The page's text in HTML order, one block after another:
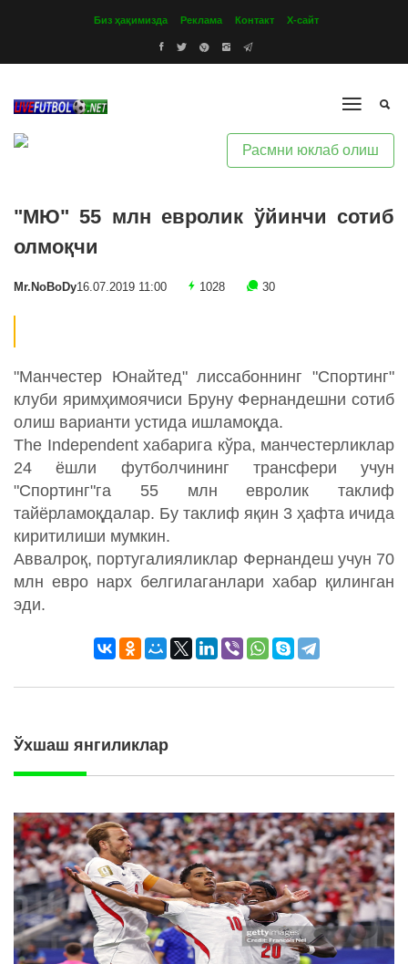
Биз ҳақимизда Реклама Контакт Х-сайт
Расмни юклаб олиш
"МЮ" 55 млн евролик ўйинчи сотиб
олмоқчи
Mr.NoBoDy16.07.2019 11:00 1028 30
"Манчестер Юнайтед" лиссабоннинг "Спортинг"
клуби яримҳимоячиси Бруну Фернандешни сотиб
олиш варианти устида ишламоқда.
The Independent хабарига кўра, манчестерликлар
24 ёшли футболчининг трансфери учун
"Спортинг"га 55 млн евролик таклиф
тайёрламоқдалар. Бу таклиф яқин 3 ҳафта ичида
киритилиши мумкин.
Аввалроқ, португалияликлар Фернандеш учун 70
млн евро нарх белгилаганлари хабар қилинган
эди.
Ўхшаш янгиликлар